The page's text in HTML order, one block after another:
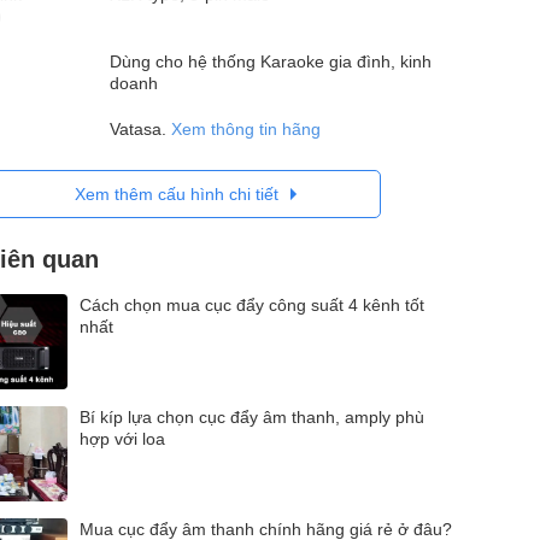
Dùng cho hệ thống Karaoke gia đình, kinh
doanh
Vatasa. Xem thông tin hãng
Xem thêm cấu hình chi tiết
quan
Cách chọn mua cục đẩy công suất 4 kênh tốt
nhất
Bí kíp lựa chọn cục đẩy âm thanh, amply phù
hợp với loa
Mua cục đẩy âm thanh chính hãng giá rẻ ở đâu?